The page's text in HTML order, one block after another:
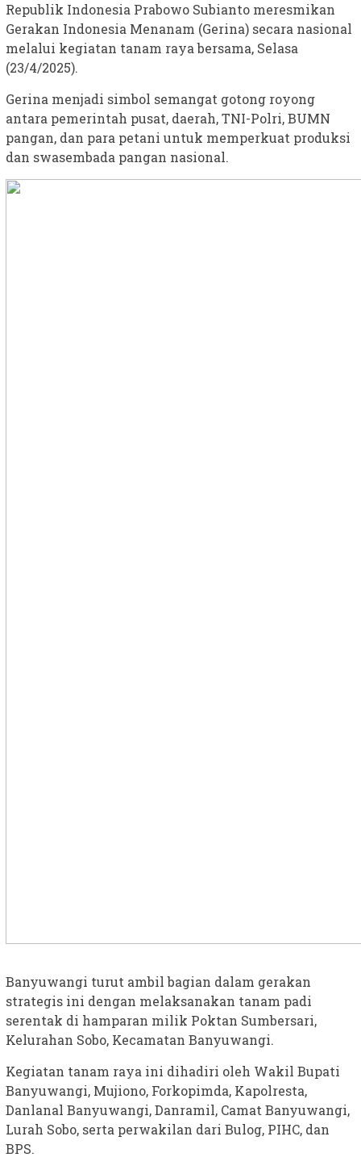
Republik Indonesia Prabowo Subianto meresmikan
Gerakan Indonesia Menanam (Gerina) secara nasional
melalui kegiatan tanam raya bersama, Selasa
(23/4/2025).
Gerina menjadi simbol semangat gotong royong
antara pemerintah pusat, daerah, TNI-Polri, BUMN
pangan, dan para petani untuk memperkuat produksi
dan swasembada pangan nasional.
Banyuwangi turut ambil bagian dalam gerakan
strategis ini dengan melaksanakan tanam padi
serentak di hamparan milik Poktan Sumbersari,
Kelurahan Sobo, Kecamatan Banyuwangi.
Kegiatan tanam raya ini dihadiri oleh Wakil Bupati
Banyuwangi, Mujiono, Forkopimda, Kapolresta,
Danlanal Banyuwangi, Danramil, Camat Banyuwangi,
Lurah Sobo, serta perwakilan dari Bulog, PIHC, dan
BPS.